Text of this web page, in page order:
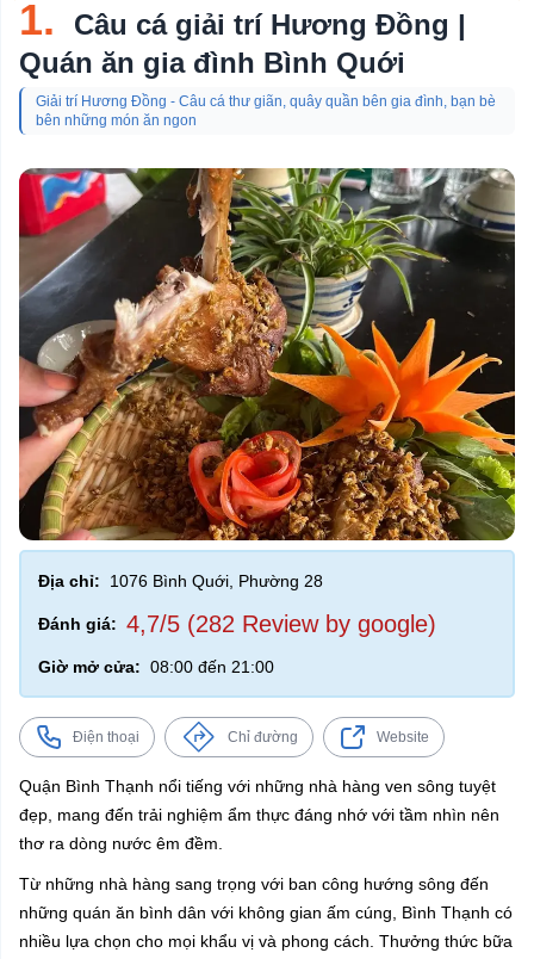
Nhà Hàng
Quán Cafe
Quán Cafe Yên Tĩnh
Quán Kem
Quán Lẩu
Nhà Hàng Buffet
Quán Ăn Sáng
1.
Câu cá giải trí Hương Đồng |
Quán ăn gia đình Bình Quới
Giải trí Hương Đồng - Câu cá thư giãn, quây quần bên gia đình, bạn bè
bên những món ăn ngon
Địa chỉ: 1076 Bình Quới, Phường 28
Đánh giá: 4,7/5 (282 Review by google)
Giờ mở cửa: 08:00 đến 21:00
Điện thoại Chỉ đường Website
Quận Bình Thạnh nổi tiếng với những nhà hàng ven sông tuyệt
đẹp, mang đến trải nghiệm ẩm thực đáng nhớ với tầm nhìn nên
thơ ra dòng nước êm đềm.
Từ những nhà hàng sang trọng với ban công hướng sông đến
những quán ăn bình dân với không gian ấm cúng, Bình Thạnh có
nhiều lựa chọn cho mọi khẩu vị và phong cách. Thưởng thức bữa